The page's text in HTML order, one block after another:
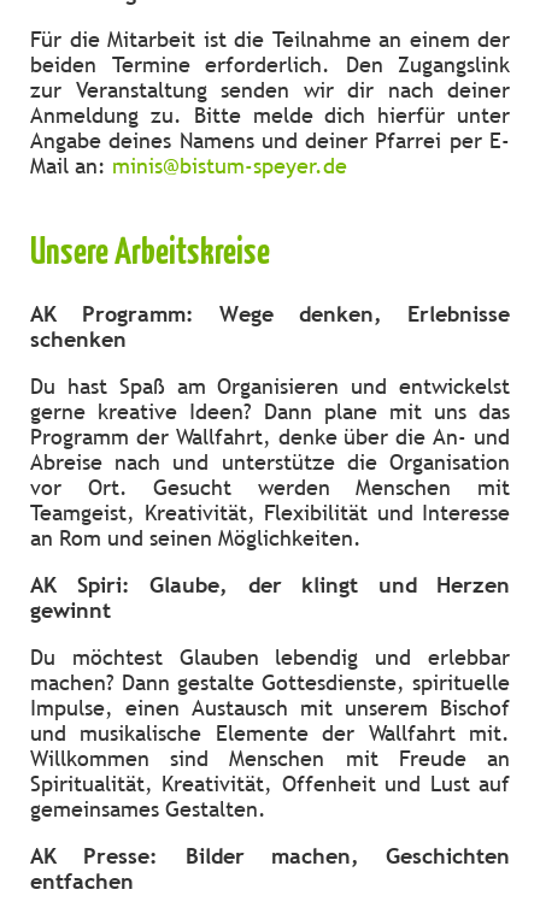
Für die Mitarbeit ist die Teilnahme an einem der
beiden Termine erforderlich. Den Zugangslink
zur Veranstaltung senden wir dir nach deiner
Anmeldung zu. Bitte melde dich hierfür unter
Angabe deines Namens und deiner Pfarrei per E-
Mail an: minis@bistum-speyer.de
Unsere Arbeitskreise
AK Programm: Wege denken, Erlebnisse
schenken
Du hast Spaß am Organisieren und entwickelst
gerne kreative Ideen? Dann plane mit uns das
Programm der Wallfahrt, denke über die An- und
Abreise nach und unterstütze die Organisation
vor Ort. Gesucht werden Menschen mit
Teamgeist, Kreativität, Flexibilität und Interesse
an Rom und seinen Möglichkeiten.
AK Spiri: Glaube, der klingt und Herzen
gewinnt
Du möchtest Glauben lebendig und erlebbar
machen? Dann gestalte Gottesdienste, spirituelle
Impulse, einen Austausch mit unserem Bischof
und musikalische Elemente der Wallfahrt mit.
Willkommen sind Menschen mit Freude an
Spiritualität, Kreativität, Offenheit und Lust auf
gemeinsames Gestalten.
AK Presse: Bilder machen, Geschichten
entfachen